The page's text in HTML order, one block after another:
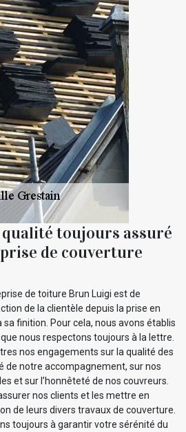
qualité toujours assuré
de couverture
de toiture Brun Luigi est de
de la clientèle depuis la prise en
sa finition. Pour cela, nous avons établis
nous respectons toujours à la lettre.
nos engagements sur la qualité des
de notre accompagnement, sur nos
et sur l’honnêteté de nos couvreurs.
nos clients et les mettre en
de leurs divers travaux de couverture.
toujours à garantir votre sérénité du